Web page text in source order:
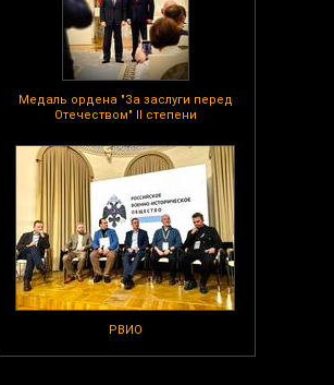
Медаль ордена "За заслуги перед
Отечеством" II степени
РВИО